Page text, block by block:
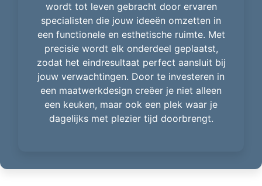
wordt tot leven gebracht door ervaren
specialisten die jouw ideeën omzetten in
een functionele en esthetische ruimte. Met
precisie wordt elk onderdeel geplaatst,
zodat het eindresultaat perfect aansluit bij
jouw verwachtingen. Door te investeren in
een maatwerkdesign creëer je niet alleen
een keuken, maar ook een plek waar je
dagelijks met plezier tijd doorbrengt.